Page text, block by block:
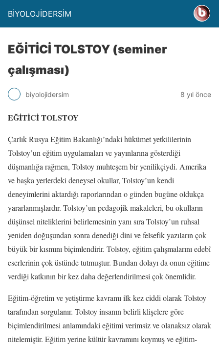
BİYOLOJİDERSİM
EĞİTİCİ TOLSTOY (seminer
çalışması)
biyolojidersim 8 yıl önce
EĞİTİCİ TOLSTOY
Çarlık Rusya Eğitim Bakanlığı’ndaki hükümet yetkililerinin
Tolstoy’un eğitim uygulamaları ve yayınlarına gösterdiği
düşmanlığa rağmen, Tolstoy muhteşem bir yenilikçiydi. Amerika
ve başka yerlerdeki deneysel okullar, Tolstoy’un kendi
deneyimlerini aktardığı raporlarından o günden bugüne oldukça
yararlanmışlardır. Tolstoy’un pedagojik makaleleri, bu okulların
düşünsel niteliklerini belirlemesinin yanı sıra Tolstoy’un ruhsal
yeniden doğuşundan sonra denediği dini ve felsefik yazıların çok
büyük bir kısmını biçimlendirir. Tolstoy, eğitim çalışmalarını edebî
eserlerinin çok üstünde tutmuştur. Bundan dolayı da onun eğitime
verdiği katkının bir kez daha değerlendirilmesi çok önemlidir.
Eğitim-öğretim ve yetiştirme kavramı ilk kez ciddi olarak Tolstoy
tarafından sorgulanır. Tolstoy insanın belirli klişelere göre
biçimlendirilmesi anlamındaki eğitimi verimsiz ve olanaksız olarak
nitelemiştir. Eğitim yerine kültür kavramını koymuş ve eğitim-